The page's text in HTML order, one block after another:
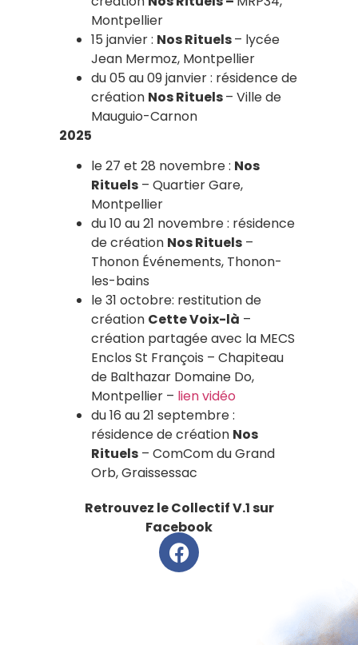
Montpellier
15 janvier : Nos Rituels– lycée
Jean Mermoz, Montpellier
du 05 au 09 janvier : résidence de
création Nos Rituels– Ville de
Mauguio-Carnon
2025
le 27 et 28 novembre : Nos
Rituels – Quartier Gare,
Montpellier
du 10 au 21 novembre : résidence
de création Nos Rituels –
Thonon Événements, Thonon-
les-bains
le 31 octobre: restitution de
création Cette Voix-là –
création partagée avec la MECS
Enclos St François – Chapiteau
de Balthazar Domaine Do,
Montpellier – lien vidéo
du 16 au 21 septembre :
résidence de création Nos
Rituels – ComCom du Grand
Orb, Graissessac
Retrouvez le Collectif V.1 sur
Facebook